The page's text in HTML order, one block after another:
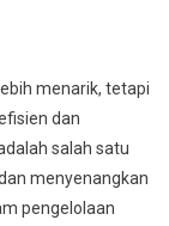
menarik, tetapi
dan
salah satu
menyenangkan
pengelolaan